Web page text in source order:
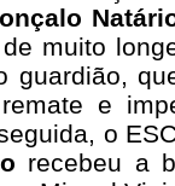
muito
guardião,
e
o
recebeu a